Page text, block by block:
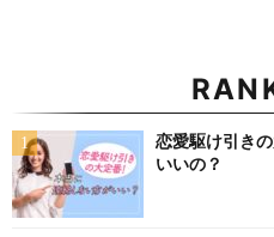
恋愛駆け引き
いいの？